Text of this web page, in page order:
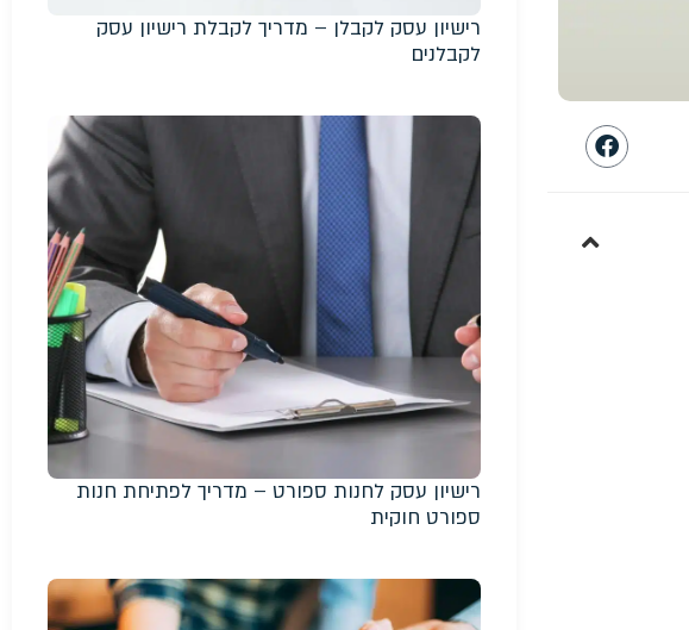
רישיון עסק לקבלן – מדריך לקבלת רישיון עסק
לקבלנים
רישיון עסק לחנות ספורט – מדריך לפתיחת חנות
ספורט חוקית